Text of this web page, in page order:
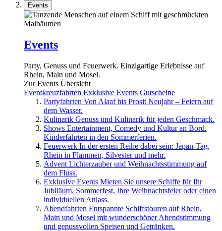
Events
Events
Party, Genuss und Feuerwerk. Einzigartige Erlebnisse auf
Rhein, Main und Mosel.
Zur Events Übersicht
Eventkreuzfahrten Exklusive Events Gutscheine
Partyfahrten Von Alaaf bis Prosit Neujahr – Feiern auf
dem Wasser.
Kulinarik Genuss und Kulinarik für jeden Geschmack.
Shows Entertainment, Comedy und Kultur an Bord.
Kinderfahrten in den Sommerferien.
Feuerwerk In der ersten Reihe dabei sein: Japan-Tag,
Rhein in Flammen, Silvester und mehr.
Advent Lichterzauber und Weihnachtsstimmung auf
dem Fluss.
Exklusive Events Mieten Sie unsere Schiffe für Ihr
Jubiläum, Sommerfest, Ihre Weihnachtsfeier oder einen
individuellen Anlass.
Abendfahrten Entspannte Schiffstouren auf Rhein,
Main und Mosel mit wunderschöner Abendstimmung
und genussvollen Speisen und Getränken.